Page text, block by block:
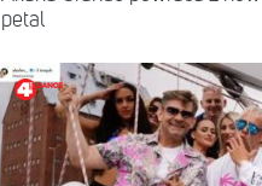
petal